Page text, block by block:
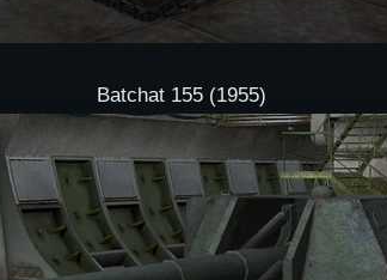
Batchat 155 (1955)